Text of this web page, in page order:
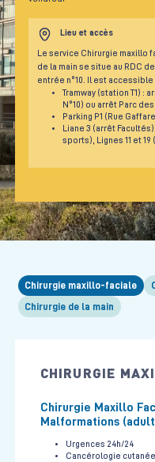
Lieu et accès
Le service Chirurgie maxillo
de la main se situe au RDC de
entrée n°10. Il est
Tramway (station T1) :
N°10) ou arrêt Parc
Parking P1 (Rue
Liane 3 (arrêt
sports), Lignes 11 et
Chirurgie maxillo-faciale
Chirurgie de la main
CHIRURGIE
Chirurgie Maxillo
Malformations
Urgences 24h/24
Cancérologie cutanée